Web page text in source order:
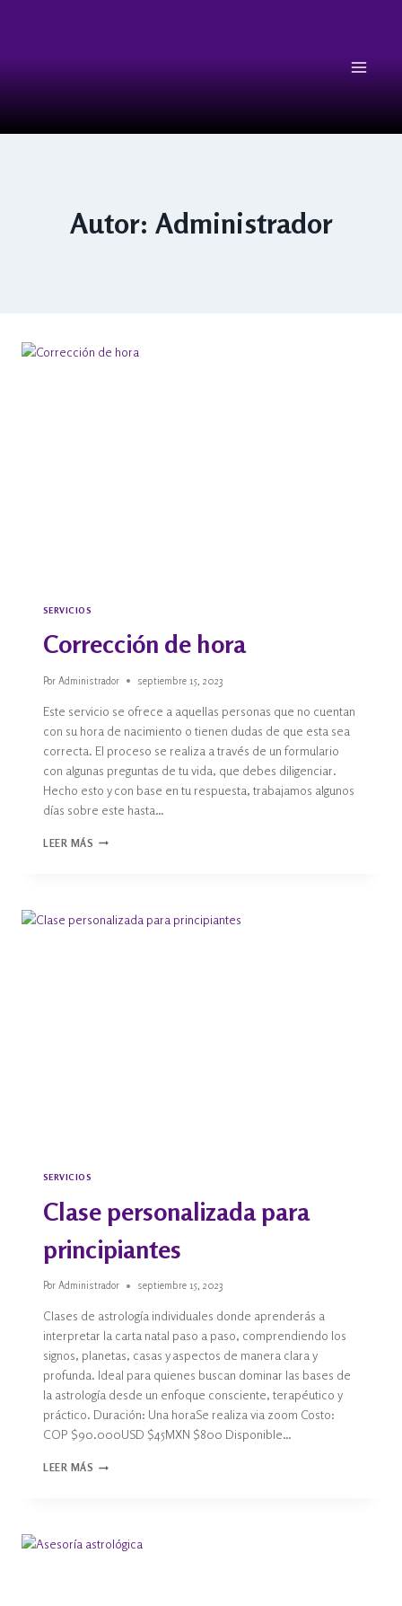
Autor: Administrador
SERVICIOS
Corrección de hora
Por Administrador septiembre 15, 2023
Este servicio se ofrece a aquellas personas que no cuentan
con su hora de nacimiento o tienen dudas de que esta sea
correcta. El proceso se realiza a través de un formulario
con algunas preguntas de tu vida, que debes diligenciar.
Hecho esto y con base en tu respuesta, trabajamos algunos
días sobre este hasta…
LEER MÁS
SERVICIOS
Clase personalizada para
principiantes
Por Administrador septiembre 15, 2023
Clases de astrología individuales donde aprenderás a
interpretar la carta natal paso a paso, comprendiendo los
signos, planetas, casas y aspectos de manera clara y
profunda. Ideal para quienes buscan dominar las bases de
la astrología desde un enfoque consciente, terapéutico y
práctico. Duración: Una horaSe realiza via zoom Costo:
COP $90.000USD $45MXN $800 Disponible…
LEER MÁS